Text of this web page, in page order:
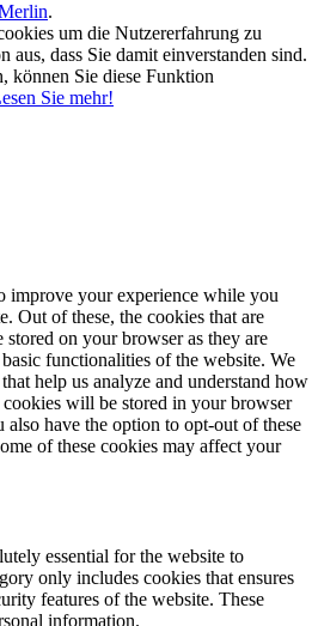
.
um die Nutzererfahrung zu
aus, dass Sie damit einverstanden sind.
können Sie diese Funktion
Sie mehr!
improve your experience while you
Out of these, the cookies that are
stored on your browser as they are
functionalities of the website. We
help us analyze and understand how
will be stored in your browser
have the option to opt-out of these
of these cookies may affect your
essential for the website to
only includes cookies that ensures
features of the website. These
information.